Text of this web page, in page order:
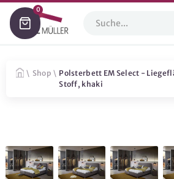
0
\ Shop \ Polsterbett EM Select -
Stoff, khaki